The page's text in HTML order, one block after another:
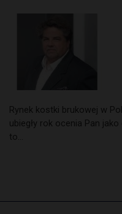
Rynek kostki brukowej w
ubiegły rok ocenia Pan
to…